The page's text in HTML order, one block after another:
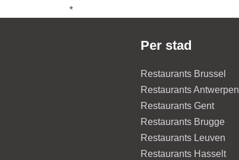
*
Per stad
Restaurants Brussel
Restaurants Antwerpen
Restaurants Gent
Restaurants Brugge
Restaurants Leuven
Restaurants Hasselt